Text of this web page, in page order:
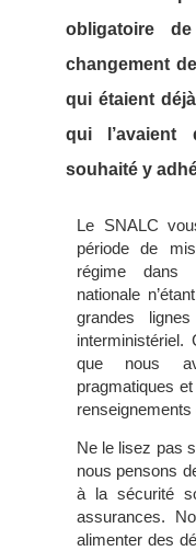
obligatoire
changement
qui étaient
qui l’avaient
souhaité y
Le SNALC
période de
régime dans
nationale
grandes
que nous
pragmatiques
Ne le lisez pas
nous pensons
à la sécurité
assurances.
alimenter des